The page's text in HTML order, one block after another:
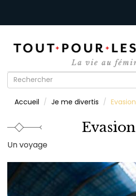
Formulaire
recherche
Accueil Je me divertis Evasion
Evasion
Un voyage